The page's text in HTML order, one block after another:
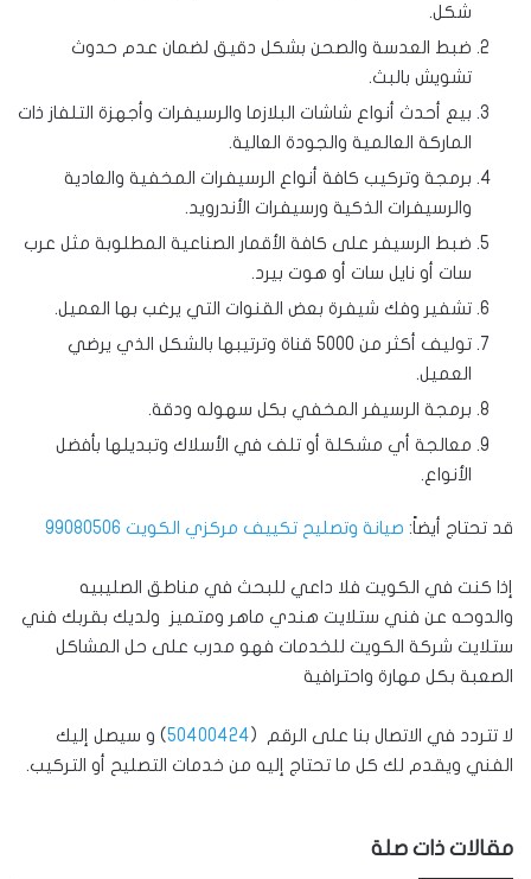
شكل.
ضبط العدسة والصحن بشكل دقيق لضمان عدم حدوث
تشويش بالبث.
بيع أحدث أنواع شاشات البلازما والرسيفرات وأجهزة التلفاز ذات
الماركة العالمية والجودة العالية.
برمجة وتركيب كافة أنواع الرسيفرات المخفية والعادية
والرسيفرات الذكية ورسيفرات الأندرويد.
ضبط الرسيفر على كافة الأقمار الصناعية المطلوبة مثل عرب
سات أو نايل سات أو هوت بيرد.
تشفير وفك شيفرة بعض القنوات التي يرغب بها العميل.
توليف أكثر من 5000 قناة وترتيبها بالشكل الذي يرضي
العميل.
برمجة الرسيفر المخفي بكل سهوله ودقة.
معالجة أي مشكلة أو تلف في الأسلاك وتبديلها بأفضل
الأنواع.
قد تحتاج أيضاً: صيانة وتصليح تكييف مركزي الكويت 99080506
إذا كنت في الكويت فلا داعي للبحث في مناطق الصليبيه
والدوحه عن فني ستلايت هندي ماهر ومتميز ولديك بقربك فني
ستلايت شركة الكويت للخدمات فهو مدرب على حل المشاكل
الصعبة بكل مهارة واحترافية
لا تتردد في الاتصال بنا على الرقم (50400424) و سيصل إليك
الفني ويقدم لك كل ما تحتاج إليه من خدمات التصليح أو التركيب.
مقالات ذات صلة